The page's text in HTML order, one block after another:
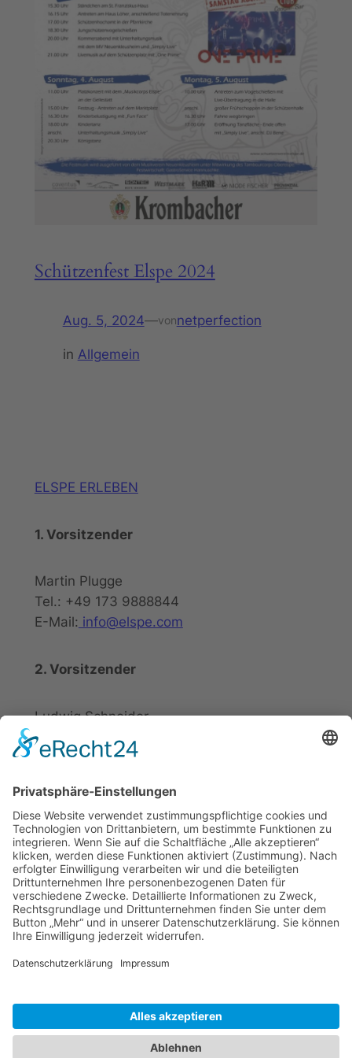
Schützenfest Elspe 2024
Aug. 5, 2024—vonnetperfection
in Allgemein
ELSPE ERLEBEN
1. Vorsitzender
Martin Plugge
Tel.: +49 173 9888844
E-Mail: info@elspe.com
2. Vorsitzender
Ludwig Schneider
Tel.: +49 2721 20800
E-Mail:info@elspe.com
Kontakt
Arbeitsgemeinschaft für
örtliche Belange e. V.
ARGE Elspe
Quellengrund 6
Datenschutzerklärung
Impressum
Kontakt
Download